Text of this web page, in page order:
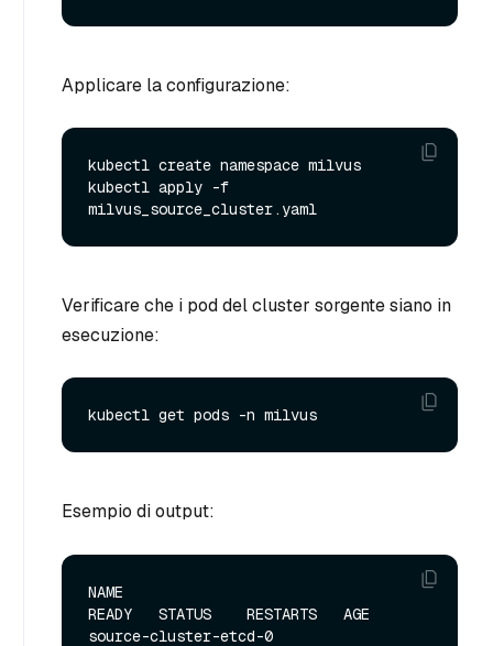
Applicare la configurazione:
kubectl create namespace milvus
kubectl apply -f
Verificare che i pod del cluster sorgente siano in
esecuzione:
Esempio di output:
NAME
READY   STATUS    RESTARTS   AGE
source-cluster-etcd-0